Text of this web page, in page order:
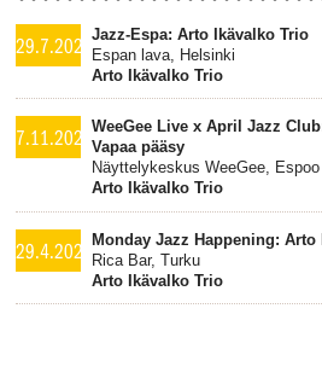
29.7.2026Jazz-Espa: Arto Ikävalko Trio
Espan lava, Helsinki
Arto Ikävalko Trio
7.11.2025WeeGee Live x April Jazz
Vapaa pääsy
Näyttelykeskus WeeGee, Espoo
Arto Ikävalko Trio
29.4.2024Monday Jazz Happening: Arto
Rica Bar, Turku
Arto Ikävalko Trio